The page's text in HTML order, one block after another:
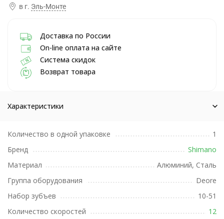
в г. Эль-Монте
Доставка по России
On-line оплата на сайте
Система скидок
Возврат товара
Характеристики
Количество в одной упаковке
1
Бренд
Shimano
Материал
Алюминий, Сталь
Группа оборудования
Deore
Набор зубъев
10-51
Количество скоростей
12